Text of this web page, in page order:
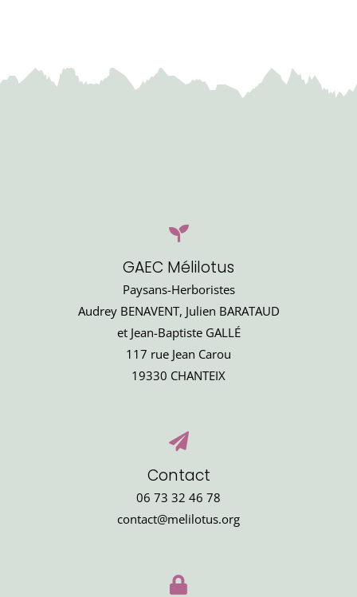
GAEC Mélilotus
Paysans-Herboristes
Audrey BENAVENT, Julien BARATAUD
et Jean-Baptiste GALLÉ
117 rue Jean Carou
19330 CHANTEIX
Contact
06 73 32 46 78
contact@melilotus.org